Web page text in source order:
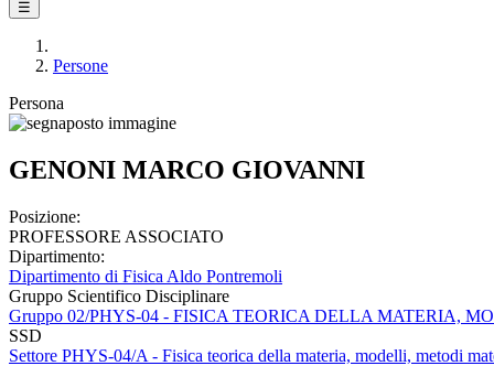
☰
Persone
Persona
GENONI MARCO GIOVANNI
Posizione:
PROFESSORE ASSOCIATO
Dipartimento:
Dipartimento di Fisica Aldo Pontremoli
Gruppo Scientifico Disciplinare
Gruppo 02/PHYS-04 - FISICA TEORICA DELLA MATERIA,
SSD
Settore PHYS-04/A - Fisica teorica della materia, modelli, metodi